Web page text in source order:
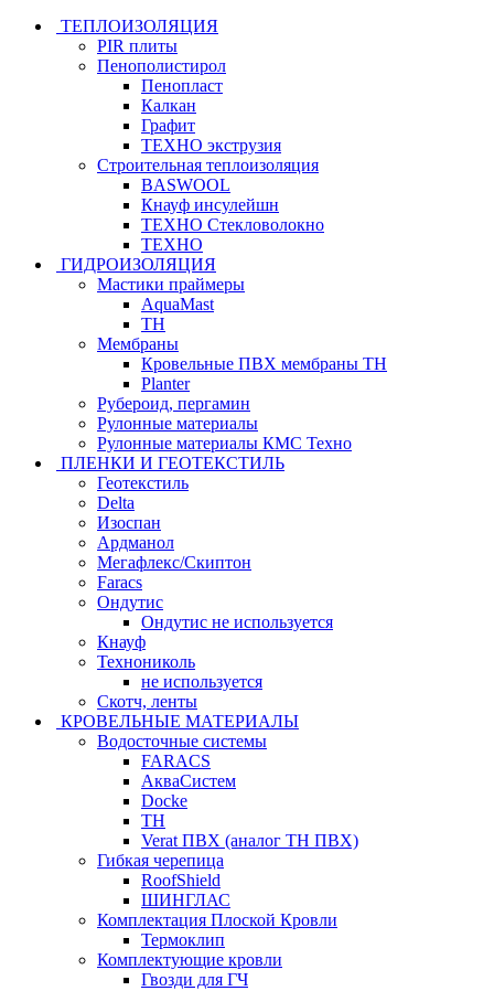
ТЕПЛОИЗОЛЯЦИЯ
PIR плиты
Пенополистирол
Пенопласт
Калкан
Графит
ТЕХНО экструзия
Строительная теплоизоляция
BASWOOL
Кнауф инсулейшн
ТЕХНО Стекловолокно
ТЕХНО
ГИДРОИЗОЛЯЦИЯ
Мастики праймеры
AquaMast
ТН
Мембраны
Кровельные ПВХ мембраны ТН
Planter
Рубероид, пергамин
Рулонные материалы
Рулонные материалы КМС Техно
ПЛЕНКИ И ГЕОТЕКСТИЛЬ
Геотекстиль
Delta
Изоспан
Ардманол
Мегафлекс/Скиптон
Faracs
Ондутис
Ондутис не используется
Кнауф
Технониколь
не используется
Скотч, ленты
КРОВЕЛЬНЫЕ МАТЕРИАЛЫ
Водосточные системы
FARACS
АкваСистем
Docke
ТН
Verat ПВХ (аналог ТН ПВХ)
Гибкая черепица
RoofShield
ШИНГЛАС
Комплектация Плоской Кровли
Термоклип
Комплектующие кровли
Гвозди для ГЧ